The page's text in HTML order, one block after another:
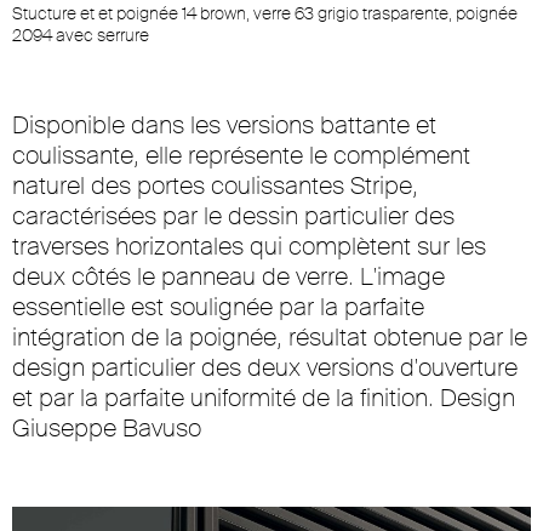
Stucture et et poignée 14 brown, verre 63 grigio trasparente, poignée
2094 avec serrure
Disponible dans les versions battante et
coulissante, elle représente le complément
naturel des portes coulissantes Stripe,
caractérisées par le dessin particulier des
traverses horizontales qui complètent sur les
deux côtés le panneau de verre. L'image
essentielle est soulignée par la parfaite
intégration de la poignée, résultat obtenue par le
design particulier des deux versions d'ouverture
et par la parfaite uniformité de la finition. Design
Giuseppe Bavuso